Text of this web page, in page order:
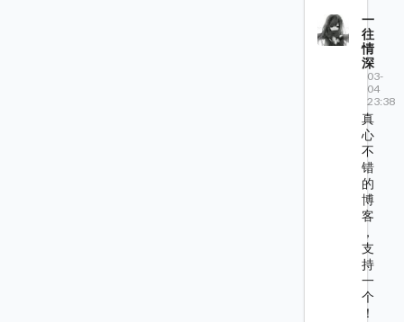
一
往
情
深
03-
04
23:38
真
心
不
错
的
博
客
，
支
持
一
个
！